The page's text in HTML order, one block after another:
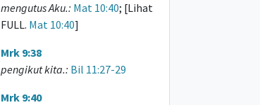
mengutus Aku.: Mat 10:40; [Lihat
FULL. Mat 10:40]
Mrk 9:38
pengikut kita.: Bil 11:27-29
Mrk 9:40